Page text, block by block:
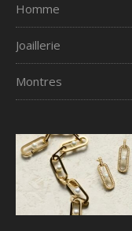
Homme
Joaillerie
Montres